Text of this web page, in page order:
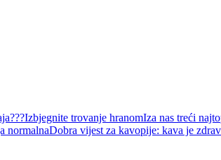
Izbjegnite trovanje hranomIza nas treći
normalnaDobra vijest za kavopije: kava je